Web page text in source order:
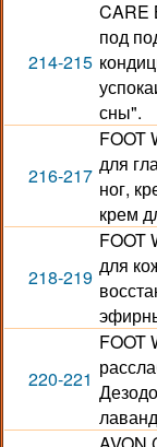
214-215
CARE
под
сны".
216-217
FOOT
для
ног,
крем
218-219
FOOT
для
220-221
FOOT